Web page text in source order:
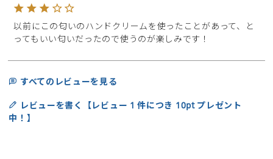
以前にこの匂いのハンドクリームを使ったことがあって、と
ってもいい匂いだったので使うのが楽しみです！
すべてのレビューを見る
レビューを書く【レビュー 1 件につき 10pt プレゼント
中！】